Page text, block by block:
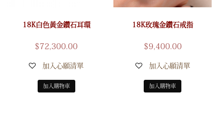
18K白色黃金鑽石耳環
$72,300.00
加入心願清單
加入購物車
18K玫瑰金鑽石戒指
$9,400.00
加入心願清單
加入購物車